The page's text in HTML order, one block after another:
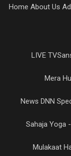
Home About Us
LIVE TV
Mera
News DNN
Sahaja Yoga
Mulakaat